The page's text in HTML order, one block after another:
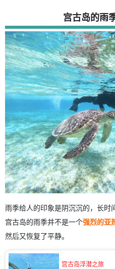
宫古岛的雨
雨季给人的印象是阴沉沉的，长时
宫古岛的雨季并不是一个强烈的亚
然后又恢复了平静。
宫古岛浮潜之旅